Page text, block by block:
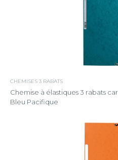
CHEMISES 3 RABATS
Chemise à élastiques 3 rabats
Bleu Pacifique